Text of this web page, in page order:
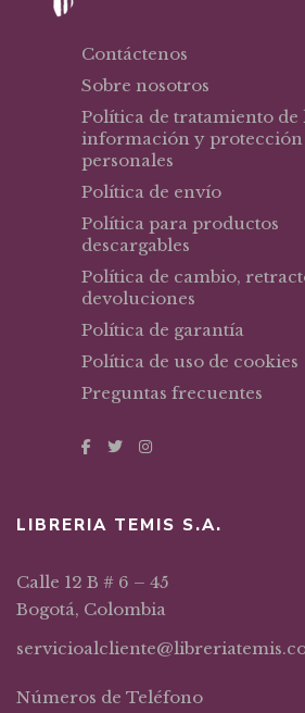
Contáctenos
Sobre nosotros
Política de tratamiento de
información y protección
personales
Política de envío
Política para productos
descargables
Política de cambio,
devoluciones
Política de garantía
Política de uso de cookies
Preguntas frecuentes
LIBRERIA TEMIS S.A.
Calle 12 B # 6 – 45
Bogotá, Colombia
Números de Teléfono